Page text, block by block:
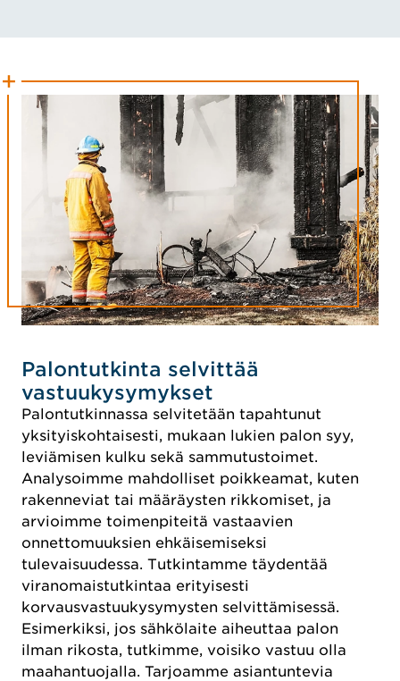
Palontutkinta selvittää
vastuukysymykset
Palontutkinnassa selvitetään tapahtunut
yksityiskohtaisesti, mukaan lukien palon syy,
leviämisen kulku sekä sammutustoimet.
Analysoimme mahdolliset poikkeamat, kuten
rakenneviat tai määräysten rikkomiset, ja
arvioimme toimenpiteitä vastaavien
onnettomuuksien ehkäisemiseksi
tulevaisuudessa. Tutkintamme täydentää
viranomaistutkintaa erityisesti
korvausvastuukysymysten selvittämisessä.
Esimerkiksi, jos sähkölaite aiheuttaa palon
ilman rikosta, tutkimme, voisiko vastuu olla
maahantuojalla. Tarjoamme asiantuntevia